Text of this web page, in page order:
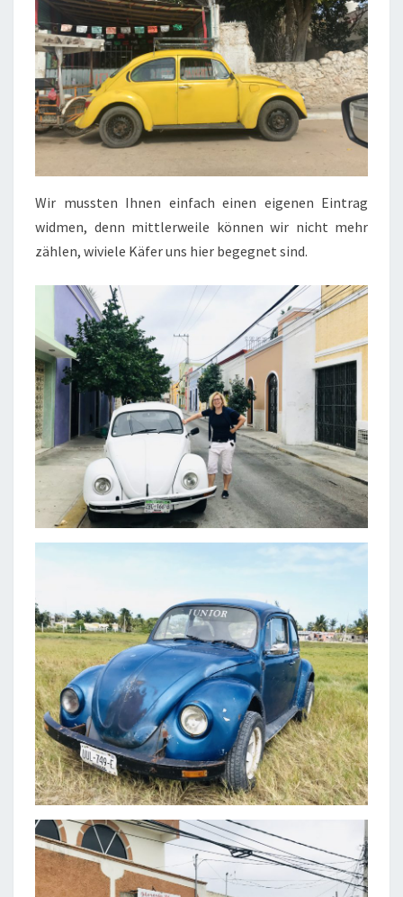
Wir mussten Ihnen einfach einen eigenen Eintrag
widmen, denn mittlerweile können wir nicht mehr
zählen, wiviele Käfer uns hier begegnet sind.